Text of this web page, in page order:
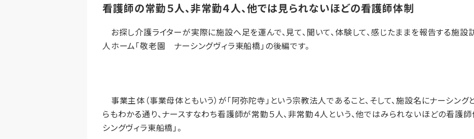
看護師の常勤５人、非常勤４人、他では見られないほどの看護師体制
お探し介護ライターが実際に施設へ足を運んで、見て、聞いて、体験して、感じたままを報告する施設
人ホーム「敬老園 ナーシングヴィラ東船橋」の後編です。
事業主体（事業母体ともいう）が「阿弥陀寺」という宗教法人であること、そして、施設名にナーシン
らもわかる通り、ナースすなわち看護師が常勤５人、非常勤４人という、他ではみられないほどの看
シングヴィラ東船橋」。